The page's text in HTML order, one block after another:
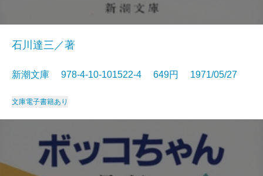
石川達三／著
新潮文庫 978-4-10-101522-4 649円 1971/05/27
文庫電子書籍あり